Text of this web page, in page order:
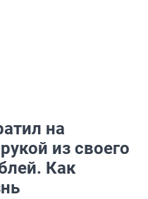
на
из своего
Как